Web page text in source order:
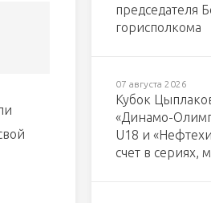
председателя
горисполкома
07 августа 2026
Кубок
«Динамо-
U18 и
счет в сериях,